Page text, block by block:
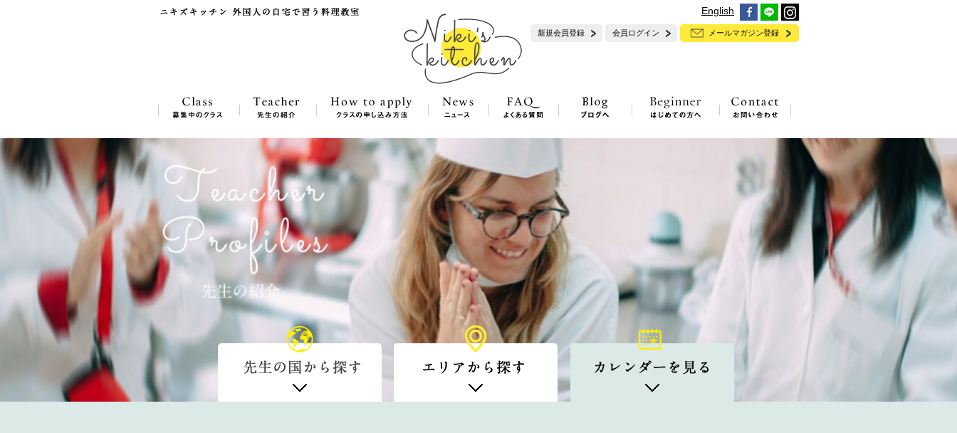
English
新規会員登録 会員ログイン メールマガジン登録